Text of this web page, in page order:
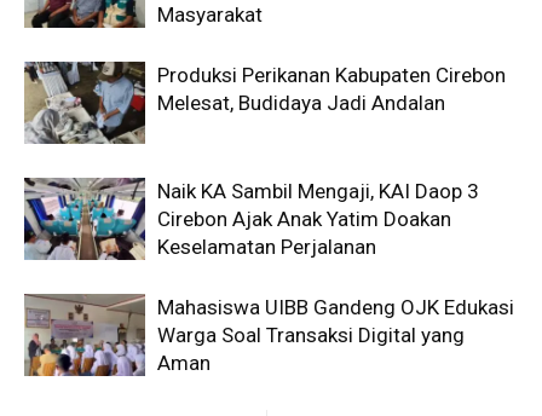
Masyarakat
Produksi Perikanan Kabupaten Cirebon
Melesat, Budidaya Jadi Andalan
Naik KA Sambil Mengaji, KAI Daop 3
Cirebon Ajak Anak Yatim Doakan
Keselamatan Perjalanan
Mahasiswa UIBB Gandeng OJK Edukasi
Warga Soal Transaksi Digital yang
Aman